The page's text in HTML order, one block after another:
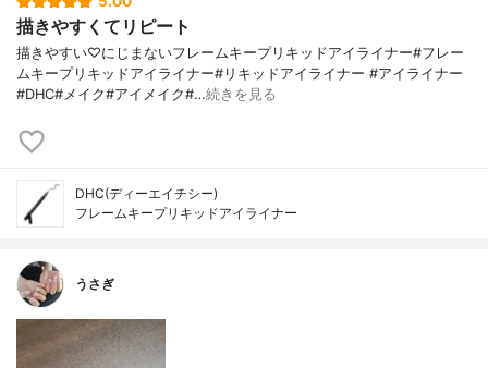
描きやすくてリピート
描きやすい♡にじまないフレームキープリキッドアイライナー#フレー
ムキープリキッドアイライナー#リキッドアイライナー #アイライナー
#DHC#メイク#アイメイク#…続きを見る
DHC(ディーエイチシー)
フレームキープリキッドアイライナー
うさぎ